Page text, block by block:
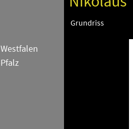
Grundriss